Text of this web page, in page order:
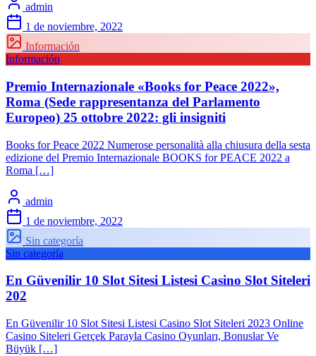
admin
1 de noviembre, 2022
Información
Información
Premio Internazionale «Books for Peace 2022»,
Roma (Sede rappresentanza del Parlamento
Europeo) 25 ottobre 2022: gli insigniti
Books for Peace 2022 Numerose personalità alla chiusura della sesta
edizione del Premio Internazionale BOOKS for PEACE 2022 a
Roma […]
admin
1 de noviembre, 2022
Sin categoría
Sin categoría
En Güvenilir 10 Slot Sitesi Listesi Casino Slot Siteleri
202
En Güvenilir 10 Slot Sitesi Listesi Casino Slot Siteleri 2023 Online
Casino Siteleri Gerçek Parayla Casino Oyunları, Bonuslar Ve
Büyük […]